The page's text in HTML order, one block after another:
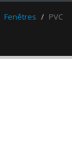
Fenêtres PVC